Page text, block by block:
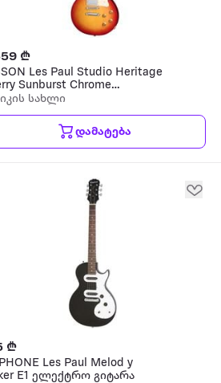
₾
Les Paul Studio Heritage
Sunburst Chrome
გიტარა
სახლი
დამატება
₾
Les Paul Melod y
E1 ელექტრო გიტარა